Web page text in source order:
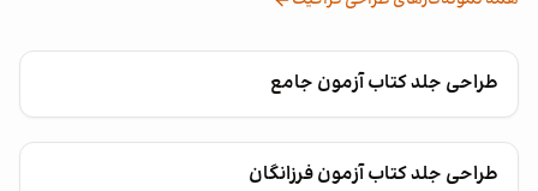
طراحی جلد کتاب آزمون جامع
طراحی جلد کتاب آزمون فرزانگان